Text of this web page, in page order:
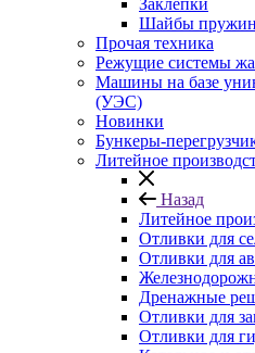
Заклепки
Шайбы
Прочая техника
Режущие системы
Машины на базе
(УЭС)
Новинки
Бункеры-
Литейное
Назад
Литейное
Отливки для
Отливки для
Дренажные
Отливки для
Отливки для